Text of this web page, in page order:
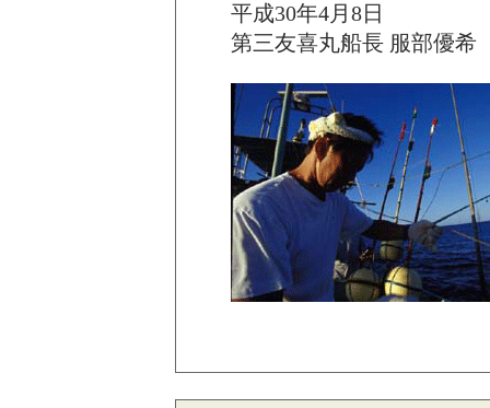
平成30年4月8日
第三友喜丸船長 服部優希